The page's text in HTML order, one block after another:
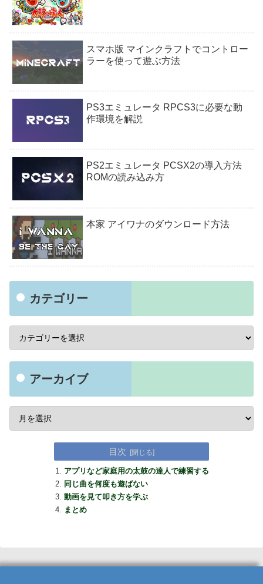
スマホ版 マインクラフトでコントロー
ラーを使って遊ぶ方法
PS3エミュレータ RPCS3に必要な動
作環境を解説
PS2エミュレータ PCSX2の導入方法
ROMの読み込み方
本家 アイワナのダウンロード方法
カテゴリー
アーカイブ
目次
アプリなど家庭用の太鼓の達人で練習する
同じ曲を何度も遊ばない
動画を見て叩き方を学ぶ
まとめ